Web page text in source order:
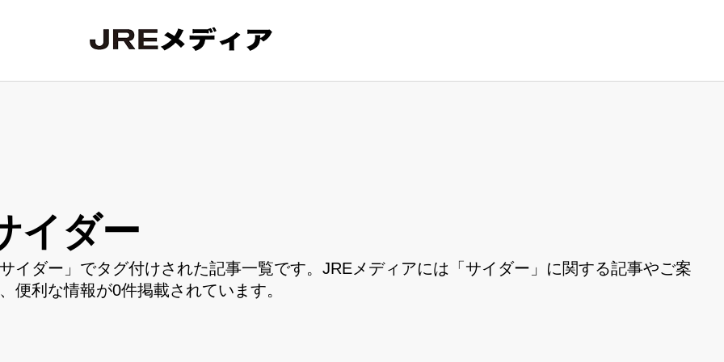
イダー
イダー」でタグ付けされた記事一覧です。JREメディアには「サイダー」に関する記事やご案
便利な情報が0件掲載されています。